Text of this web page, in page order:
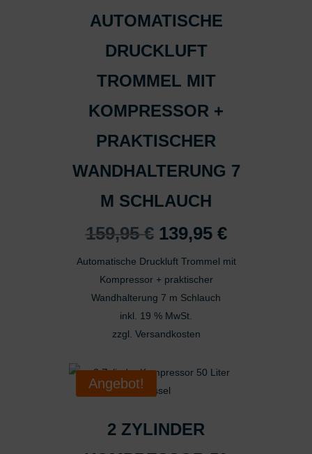
AUTOMATISCHE
DRUCKLUFT
TROMMEL MIT
KOMPRESSOR +
PRAKTISCHER
WANDHALTERUNG 7
M SCHLAUCH
159,95€ Ursprünglicher
war:
159,95 €
139,95 €Aktueller
ist:
Automatische Druckluft Trommel mit
Kompressor + praktischer
Wandhalterung 7 m Schlauch
inkl. 19 % MwSt.
zzgl. Versandkosten
Angebot!
2 ZYLINDER